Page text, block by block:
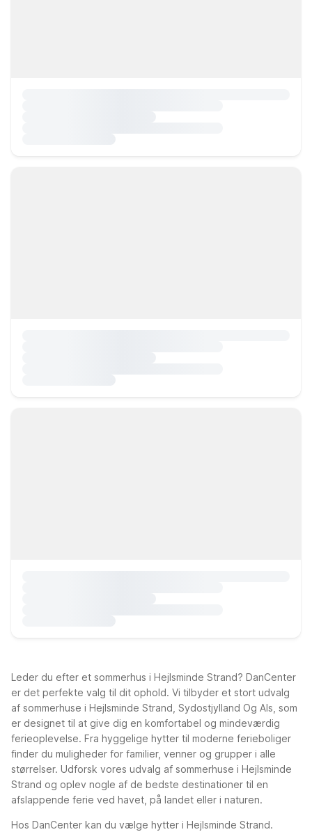
Leder du efter et sommerhus i Hejlsminde Strand? DanCenter
er det perfekte valg til dit ophold. Vi tilbyder et stort udvalg
af sommerhuse i Hejlsminde Strand, Sydostjylland Og Als, som
er designet til at give dig en komfortabel og mindeværdig
ferieoplevelse. Fra hyggelige hytter til moderne ferieboliger
finder du muligheder for familier, venner og grupper i alle
størrelser. Udforsk vores udvalg af sommerhuse i Hejlsminde
Strand og oplev nogle af de bedste destinationer til en
afslappende ferie ved havet, på landet eller i naturen.
Hos DanCenter kan du vælge hytter i Hejlsminde Strand.